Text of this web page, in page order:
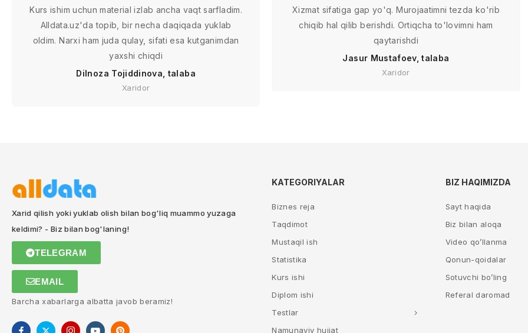
Kurs ishim uchun material izlab ancha vaqt sarfladim.
Alldata.uz'da topib, bir necha daqiqada yuklab
oldim. Narxi ham juda qulay, sifati esa kutganimdan
yaxshi chiqdi
Dilnoza Tojiddinova, talaba
Xaridor
Xizmat sifatiga gap yo'q. Murojaatimni tezda ko'rib
chiqib hal qilib berishdi. Ortiqcha to'lovimni ham
qaytarishdi
Jasur Mustafoev, talaba
Xaridor
Xarid qilish yoki yuklab olish bilan bog'liq muammo yuzaga
keldimi? - Biz bilan bog'laning!
TELEGRAM
EMAIL
Barcha xabarlarga albatta javob beramiz!
KATEGORIYALAR
Biznes reja
Taqdimot
Mustaqil ish
Statistika
Kurs ishi
Diplom ishi
Testlar
Namunaviy hujjat
BIZ HAQIMIZDA
Sayt haqida
Biz bilan aloqa
Video qo’llanma
Qonun-qoidalar
Sotuvchi bo’ling
Referal daromad